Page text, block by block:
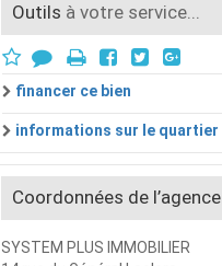
Outils à votre service...
financer ce bien
informations sur le quartier
Coordonnées de l’agence
SYSTEM PLUS IMMOBILIER